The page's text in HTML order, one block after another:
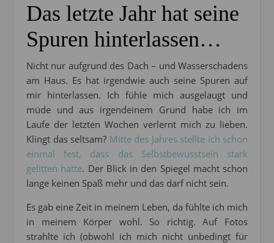
Das letzte Jahr hat seine
Spuren hinterlassen…
Nicht nur aufgrund des Dach – und Wasserschadens
am Haus. Es hat irgendwie auch seine Spuren auf
mir hinterlassen. Ich fühle mich ausgelaugt und
müde und aus irgendeinem Grund habe ich im
Laufe der letzten Wochen verlernt mich zu lieben.
Klingt das seltsam? Mitte des Jahres stellte ich schon
einmal fest, dass das Selbstbewusstsein stark
gelitten hatte. Der Blick in den Spiegel macht schon
lange keinen Spaß mehr und das darf nicht sein.
Es gab eine Zeit in meinem Leben, da fühlte ich mich
in meinem Körper wohl. So richtig. Auf Fotos
strahlte ich (obwohl ich mich nicht unbedingt für